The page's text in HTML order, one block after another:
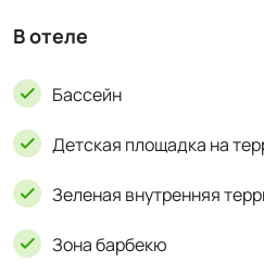
В отеле
Бассейн
Детская площадка на
Зеленая внутренняя
Зона барбекю